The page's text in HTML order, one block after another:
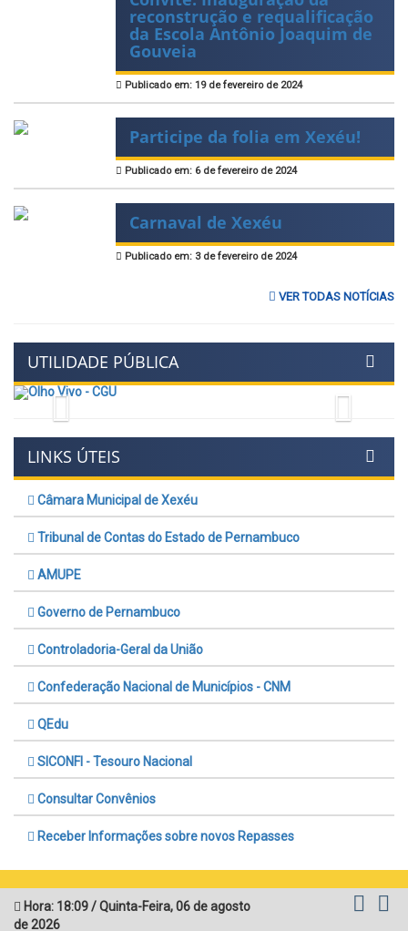
reconstrução e requalificação
da Escola Antônio Joaquim de
Gouveia
Publicado em: 19 de fevereiro de 2024
Participe da folia em Xexéu!
Publicado em: 6 de fevereiro de 2024
Carnaval de Xexéu
Publicado em: 3 de fevereiro de 2024
VER TODAS NOTÍCIAS
UTILIDADE PÚBLICA
Previous
LINKS ÚTEIS
Câmara Municipal de Xexéu
Tribunal de Contas do Estado de Pernambuco
AMUPE
Governo de Pernambuco
Controladoria-Geral da União
Confederação Nacional de Municípios - CNM
QEdu
SICONFI - Tesouro Nacional
Consultar Convênios
Receber Informações sobre novos Repasses
Hora: 18:09/Quinta-Feira,06 de agosto
de 2026